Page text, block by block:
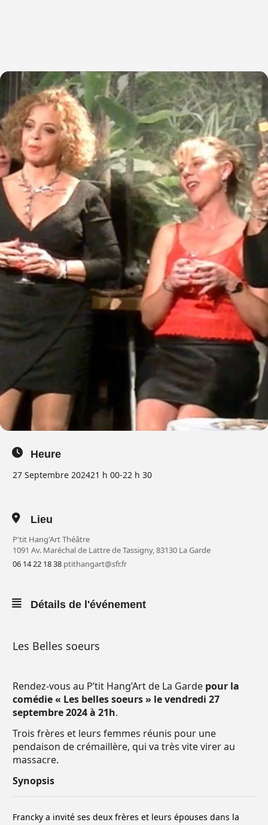
Heure
27 Septembre 202421 h 00-22 h 30
Lieu
P'tit Hang'Art Théâtre
1091 Av. Maréchal de Lattre de Tassigny, 83130 La Garde
06 14 22 18 38 ptithangart@sfr.fr
Détails de l'événement
Les Belles soeurs
Rendez-vous au P’tit Hang’Art de La Garde pour la
comédie « Les belles soeurs » le vendredi 27
septembre 2024 à 21h.
Trois frères et leurs femmes réunis pour une
pendaison de crémaillère, qui va très vite virer au
massacre.
Synopsis
Francky a invité ses deux frères et leurs épouses dans la